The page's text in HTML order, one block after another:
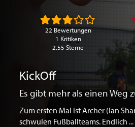
KickOff
Es gibt mehr als einen Weg
Zum ersten Mal ist Archer (Ian
schwulen Fußballteams. Endlich ...
22 Bewertungen
1 Kritiken
2.55 Sterne